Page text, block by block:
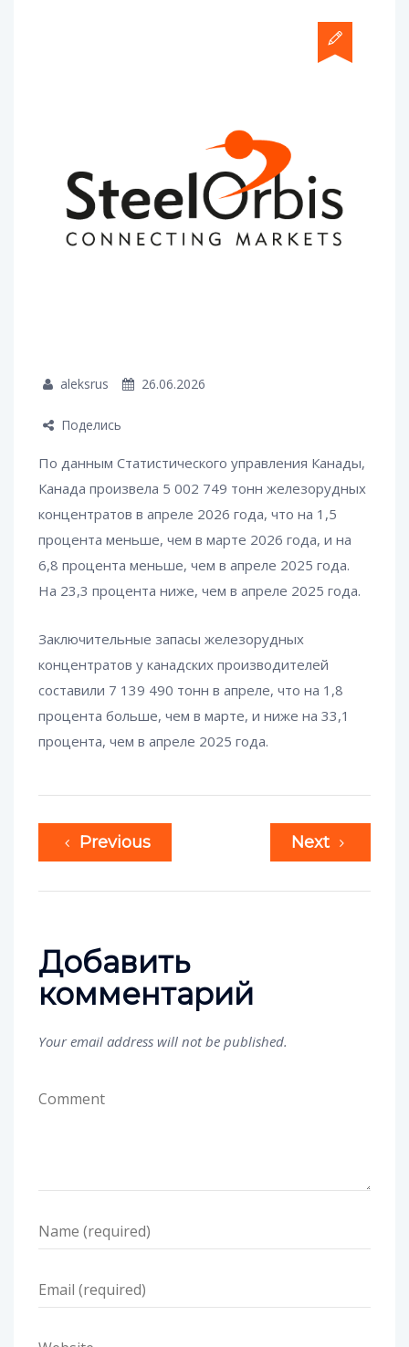
aleksrus 26.06.2026
Поделись
По данным Статистического управления Канады,
Канада произвела 5 002 749 тонн железорудных
концентратов в апреле 2026 года, что на 1,5
процента меньше, чем в марте 2026 года, и на
6,8 процента меньше, чем в апреле 2025 года.
На 23,3 процента ниже, чем в апреле 2025 года.
Заключительные запасы железорудных
концентратов у канадских производителей
составили 7 139 490 тонн в апреле, что на 1,8
процента больше, чем в марте, и ниже на 33,1
процента, чем в апреле 2025 года.
Previous Next
Добавить
комментарий
Your email address will not be published.